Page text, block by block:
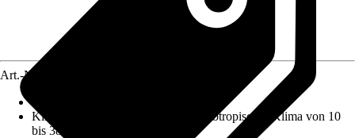
Art.-Nr.
Klimaklasse
SN-ST : erweitertes subtropisches Klima von 10
bis 38 °C